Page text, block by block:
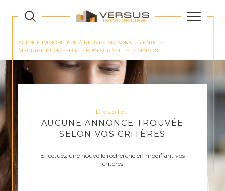
AGENCE IMMOBILIÈRE À NEUVES-MAISONS
VENTE
MEURTHE ET MOSELLE
BRIN SUR SEILLE MAISON
Désolé,
AUCUNE ANNONCE TROUVÉE
SELON VOS CRITÈRES
Effectuez une nouvelle recherche en modifiant vos
critères